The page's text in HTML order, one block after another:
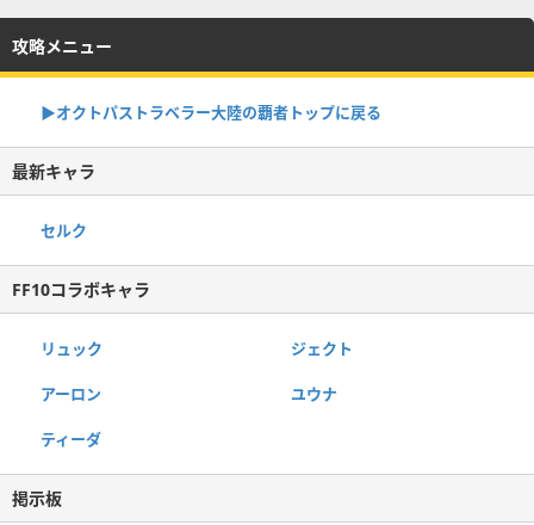
攻略メニュー
▶オクトパストラベラー大陸の覇者トップに戻る
最新キャラ
セルク
FF10コラボキャラ
リュック ジェクト
アーロン ユウナ
ティーダ
掲示板